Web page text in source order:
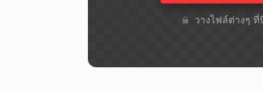
วางไฟล์ต่างๆ​